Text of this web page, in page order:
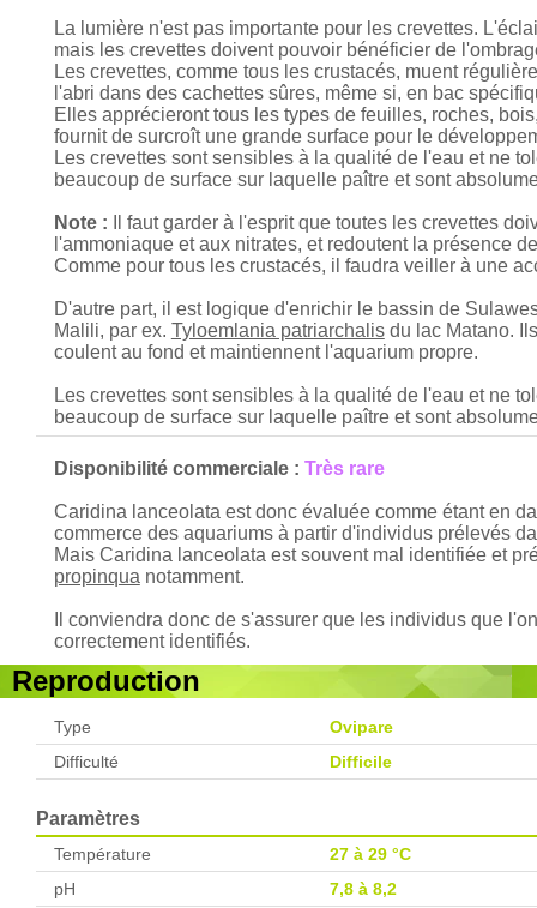
La lumière n'est pas importante pour les crevettes.
mais les crevettes doivent pouvoir bénéficier de
Les crevettes, comme tous les crustacés, muent
l'abri dans des cachettes sûres, même si, en bac
Elles apprécieront tous les types de feuilles, roches,
fournit de surcroît une grande surface pour le
Les crevettes sont sensibles à la qualité de l'eau et ne
beaucoup de surface sur laquelle paître et sont
Note :
Il faut garder à l'esprit que toutes les crevettes
l'ammoniaque et aux nitrates, et redoutent la présence
Comme pour tous les crustacés, il faudra veiller à une
D'autre part, il est logique d'enrichir le bassin de
Malili, par ex. Tyloemlania patriarchalisdu lac Matano.
coulent au fond et maintiennent l'aquarium propre.
Les crevettes sont sensibles à la qualité de l'eau et ne
beaucoup de surface sur laquelle paître et sont
Disponibilité commerciale : Très rare
Caridina lanceolata est donc évaluée comme étant en
commerce des aquariums à partir d'individus prélevés
Mais Caridina lanceolata est souvent mal identifiée et
propinqua notamment.
Il conviendra donc de s'assurer que les individus que
correctement identifiés.
Reproduction
Type
Ovipare
Difficulté
Difficile
Paramètres
Température
27 à 29 °C
pH
7,8 à 8,2